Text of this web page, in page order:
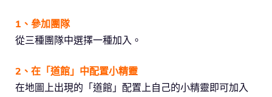
1、參加團隊
從三種團隊中選擇一種加入。
2、在「道館」中配置小精靈
在地圖上出現的「道館」配置上自己的小精靈即可加入